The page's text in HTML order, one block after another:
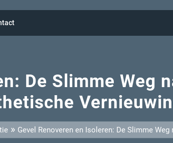
De Slimme Weg
» Gevel Renoveren en Isoleren: De Slimme